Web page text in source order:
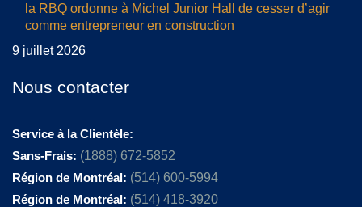
la RBQ ordonne à Michel Junior Hall de cesser d’agir
comme entrepreneur en construction
9 juillet 2026
Nous contacter
Service à la Clientèle:
Sans-Frais: (1888) 672-5852
Région de Montréal: (514) 600-5994
Région de Montréal: (514) 418-3920